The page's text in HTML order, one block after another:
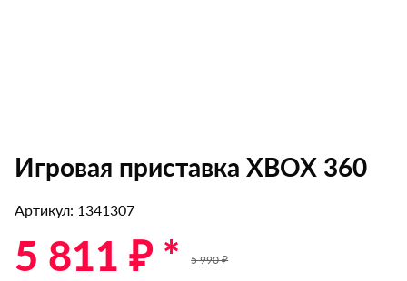
Игровая приставка XBOX 360
Артикул: 1341307
5 811 ₽ * 5 990 ₽